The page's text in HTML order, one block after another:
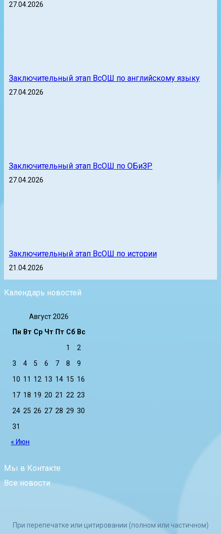
27.04.2026
Заключительный этап ВсОШ по английскому языку
27.04.2026
Заключительный этап ВсОШ по ОБиЗР
27.04.2026
Заключительный этап ВсОШ по истории
21.04.2026
Календарь новостей
Август 2026
Пн Вт Ср Чт Пт Сб Вс
1
2
3
4 5 6 7 8
9
10 11 12 13 14 15 16
17 18 19 20 21 22 23
24 25 26 27 28 29 30
31
« Июн
Мы в Контакте
Все новости
При перепечатке или цитировании (полном или частичном)